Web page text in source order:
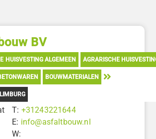
BV
HUISVESTING ALGEMEEN AGRARISCHE
BOUWMATERIALEN
T: +31243221644
E: info@asfaltbouw.nl
W: